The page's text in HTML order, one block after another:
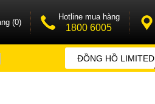
(0)
Hotline mua hàng
1800 6005
ĐỒNG HỒ LIMITED